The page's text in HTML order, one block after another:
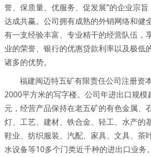
誉、保质量、优服务、促发展”的企业宗
达成共赢。公司拥有成熟的外销网络和健
有一支经验丰富、专业精干的经营队伍，
业的荣誉、银行的优惠贷款利率以及极低
诸多的优势。
福建闽迈特五矿有限责任公司注册资
2000平方米的写字楼。公司年进出口规模
元，经营产品保持在老五矿的有色金属、
灯、工艺、建材、铁合金、轻工、水产的
鞋业、纺织服装、汽配、家具、文具、茶
水设备等10多个门类近千种的进出口业务